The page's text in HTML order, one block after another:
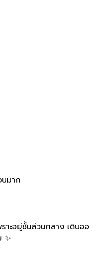
นมาก
าะอยู่ชั้นส่วนกลาง เดินออ
✨